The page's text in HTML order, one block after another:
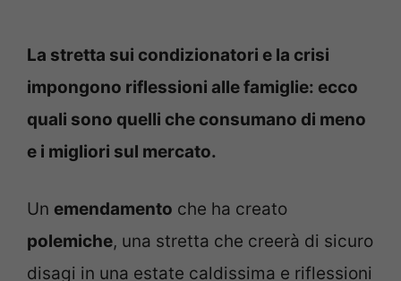
La stretta sui condizionatori e la crisi
impongono riflessioni alle famiglie: ecco
quali sono quelli che consumano di meno
e i migliori sul mercato.
Un emendamento che ha creato
polemiche, una stretta che creerà di sicuro
disagi in una estate caldissima e riflessioni